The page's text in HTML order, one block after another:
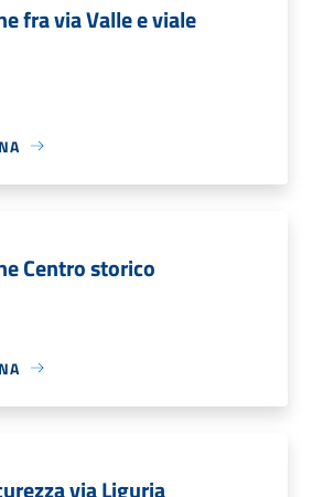
fra via Valle e viale
Centro storico
via Liguria